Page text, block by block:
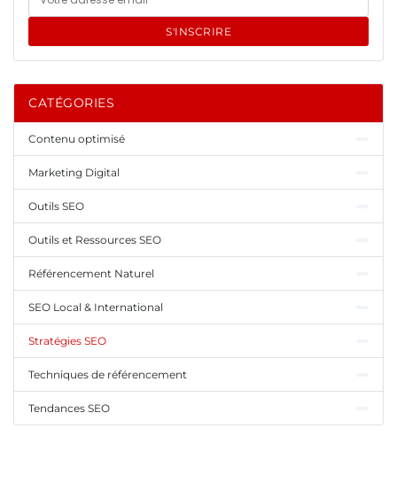
S'INSCRIRE
CATÉGORIES
Contenu optimisé
Marketing Digital
Outils SEO
Outils et Ressources SEO
Référencement Naturel
SEO Local & International
Stratégies SEO
Techniques de référencement
Tendances SEO